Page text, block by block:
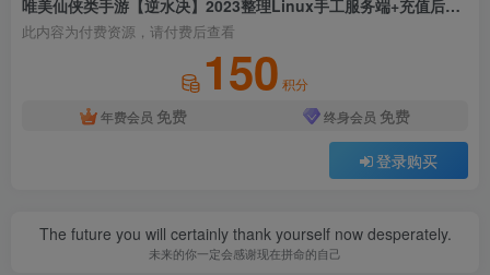
唯美仙侠类手游【逆水决】2023整理Linux手工服务端+充值后台+详细教程+安卓苹果双端【站长亲测】
此内容为付费资源，请付费后查看
150 积分
年费会员 免费 终身会员 免费
登录购买
The future you will certainly thank yourself now desperately.
未来的你一定会感谢现在拼命的自己